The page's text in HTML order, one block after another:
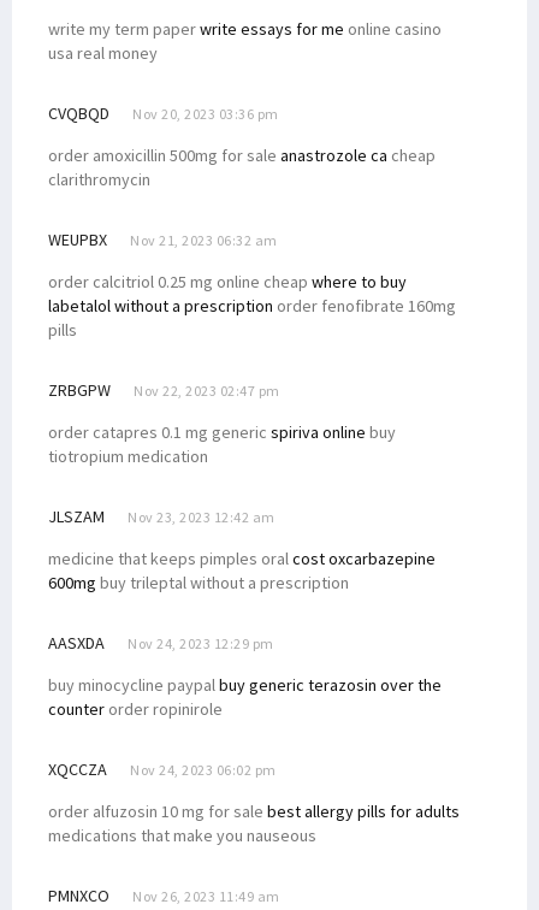
write my term paperwrite essays for me online casino
usa real money
CVQBQD Nov 20, 2023 03:36 pm
order amoxicillin 500mg for sale anastrozole ca cheap
clarithromycin
WEUPBX Nov 21, 2023 06:32 am
order calcitriol 0.25 mg online cheap where to buy
labetalol without a prescription order fenofibrate 160mg
pills
ZRBGPW Nov 22, 2023 02:47 pm
order catapres 0.1 mg generic spiriva online buy
tiotropium medication
JLSZAM Nov 23, 2023 12:42 am
medicine that keeps pimples oralcost oxcarbazepine
600mg buy trileptal without a prescription
AASXDA Nov 24, 2023 12:29 pm
buy minocycline paypalbuy generic terazosin over the
counter order ropinirole
XQCCZA Nov 24, 2023 06:02 pm
order alfuzosin 10 mg for sale best allergy pills for adults
medications that make you nauseous
PMNXCO Nov 26, 2023 11:49 am